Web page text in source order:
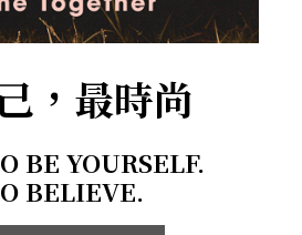
，最時尚
BE YOURSELF.
BELIEVE.